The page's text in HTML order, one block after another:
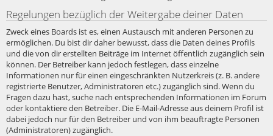
Regelungen bezüglich der Weitergabe deiner Daten
Zweck eines Boards ist es, einen Austausch mit anderen Personen zu
ermöglichen. Du bist dir daher bewusst, dass die Daten deines Profils
und die von dir erstellten Beiträge im Internet öffentlich zugänglich sein
können. Der Betreiber kann jedoch festlegen, dass einzelne
Informationen nur für einen eingeschränkten Nutzerkreis (z. B. andere
registrierte Benutzer, Administratoren etc.) zugänglich sind. Wenn du
Fragen dazu hast, suche nach entsprechenden Informationen im Forum
oder kontaktiere den Betreiber. Die E-Mail-Adresse aus deinem Profil ist
dabei jedoch nur für den Betreiber und von ihm beauftragte Personen
(Administratoren) zugänglich.